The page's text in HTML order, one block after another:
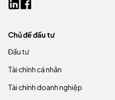
Chủ đề đầu tư
Đầu tư
Tài chính cá nhân
Tài chính doanh nghiệp